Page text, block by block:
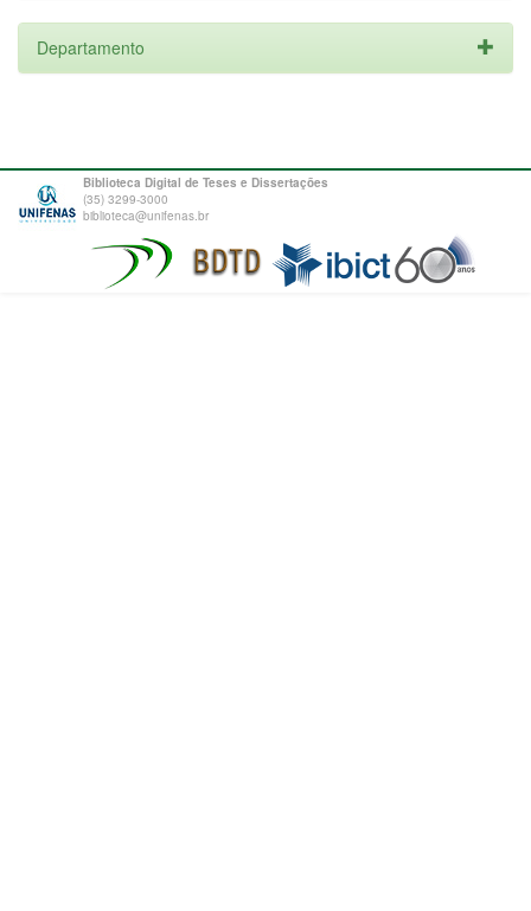
Departamento
Biblioteca Digital de Teses e Dissertações
(35) 3299-3000
biblioteca@unifenas.br